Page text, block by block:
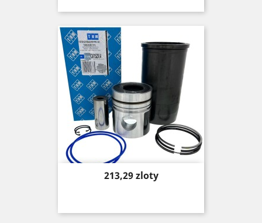
Price
213,29 zloty